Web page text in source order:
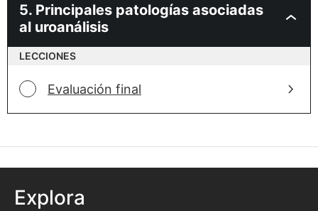
5. Principales patologías asociadas
al uroanálisis
LECCIONES
Evaluación final
Explora